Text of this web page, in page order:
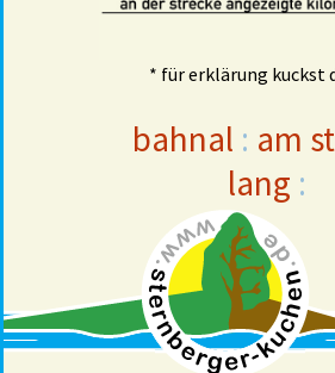
* für erklärung kuckst
bahnal : am
lang :